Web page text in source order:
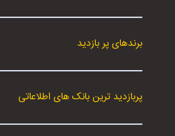
برندهای پر بازدید
پربازدید ترین بانک های اطلاعاتی